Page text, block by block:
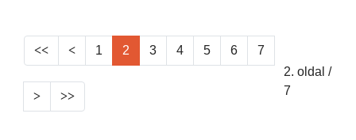
1 2 3 4 5 6
7
2. oldal /
7